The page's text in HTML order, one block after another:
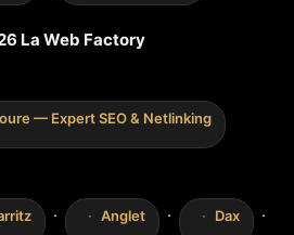
La Web Factory
— Expert SEO & Netlinking
· Anglet · Dax ·